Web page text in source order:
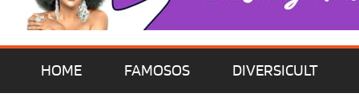
HOME FAMOSOS DIVERSICULT